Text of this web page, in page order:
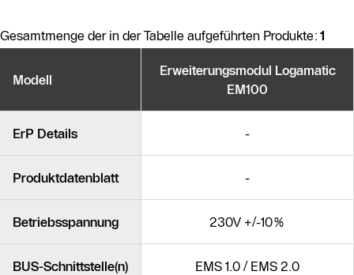
Gesamtmenge der in der Tabelle aufgeführten Produkte: 1
Modell
Erweiterungsmodul Logamatic
EM100
ErP Details -
Produktdatenblatt -
Betriebsspannung 230V +/-10%
BUS-Schnittstelle(n) EMS 1.0 / EMS 2.0